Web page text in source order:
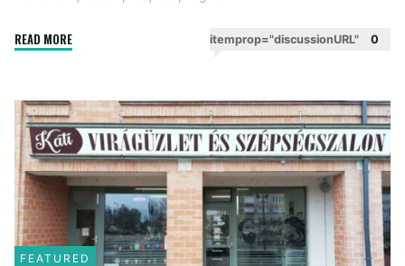
READ MORE"Steampod" itemprop="discussionURL" 0
FEATURED